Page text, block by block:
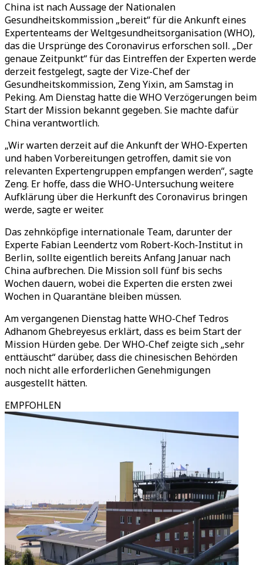
China ist nach Aussage der Nationalen
Gesundheitskommission „bereit“ für die Ankunft eines
Expertenteams der Weltgesundheitsorganisation (WHO),
das die Ursprünge des Coronavirus erforschen soll. „Der
genaue Zeitpunkt“ für das Eintreffen der Experten werde
derzeit festgelegt, sagte der Vize-Chef der
Gesundheitskommission, Zeng Yixin, am Samstag in
Peking. Am Dienstag hatte die WHO Verzögerungen beim
Start der Mission bekannt gegeben. Sie machte dafür
China verantwortlich.
„Wir warten derzeit auf die Ankunft der WHO-Experten
und haben Vorbereitungen getroffen, damit sie von
relevanten Expertengruppen empfangen werden“, sagte
Zeng. Er hoffe, dass die WHO-Untersuchung weitere
Aufklärung über die Herkunft des Coronavirus bringen
werde, sagte er weiter.
Das zehnköpfige internationale Team, darunter der
Experte Fabian Leendertz vom Robert-Koch-Institut in
Berlin, sollte eigentlich bereits Anfang Januar nach
China aufbrechen. Die Mission soll fünf bis sechs
Wochen dauern, wobei die Experten die ersten zwei
Wochen in Quarantäne bleiben müssen.
Am vergangenen Dienstag hatte WHO-Chef Tedros
Adhanom Ghebreyesus erklärt, dass es beim Start der
Mission Hürden gebe. Der WHO-Chef zeigte sich „sehr
enttäuscht“ darüber, dass die chinesischen Behörden
noch nicht alle erforderlichen Genehmigungen
ausgestellt hätten.
EMPFOHLEN